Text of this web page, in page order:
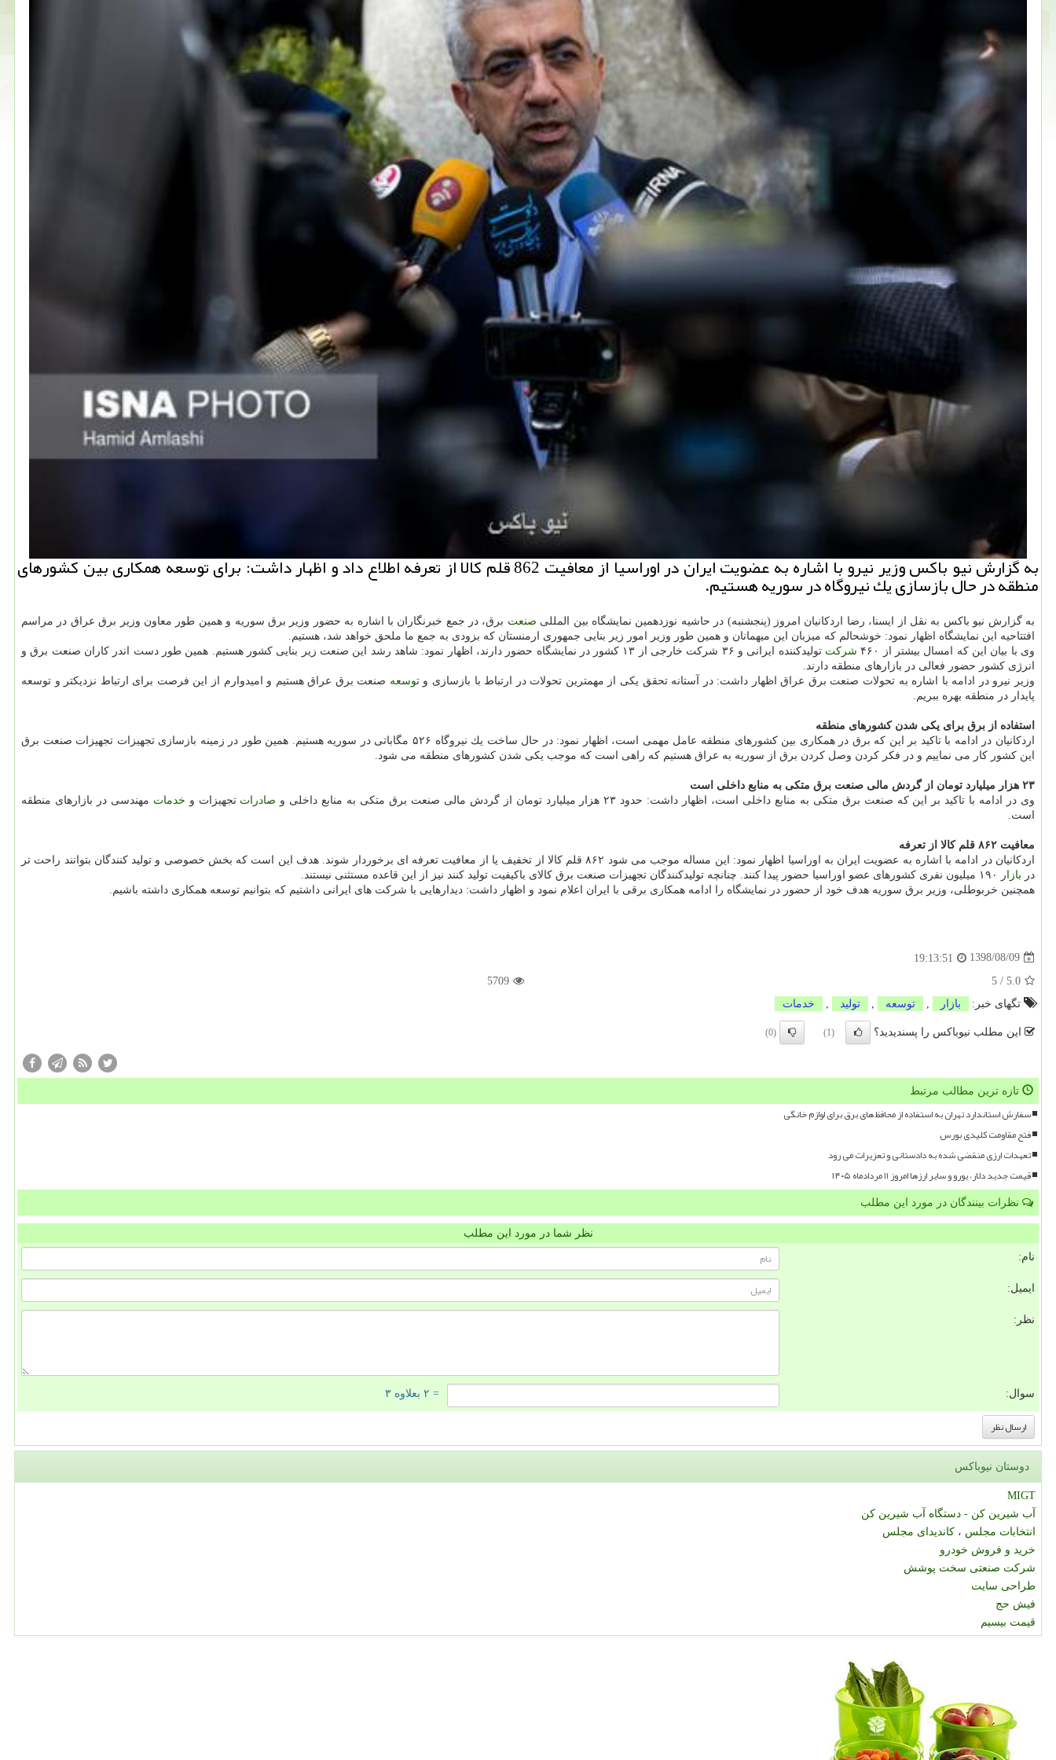
به گزارش نیو باكس وزیر نیرو با اشاره به عضویت ایران در اوراسیا از معافیت 862 قلم كالا از تعرفه اطلاع داد و اظهار داشت: برای توسعه همكاری بین كشورهای
منطقه در حال بازسازی یك نیروگاه در سوریه هستیم.
به گزارش نیو باكس به نقل از ایسنا، رضا اردكانیان امروز (پنجشنبه) در حاشیه نوزدهمین نمایشگاه بین المللی صنعت برق، در جمع خبرنگاران با اشاره به حضور وزیر برق سوریه و همین طور معاون وزیر برق عراق در مراسم
افتتاحیه این نمایشگاه اظهار نمود: خوشحالم كه میزبان این میهمانان و همین طور وزیر امور زیر بنایی جمهوری ارمنستان كه بزودی به جمع ما ملحق خواهد شد، هستیم.
وی با بیان این كه امسال بیشتر از ۴۶۰
شركت
تولیدكننده ایرانی و ۳۶ شركت خارجی از ۱۳ كشور در نمایشگاه حضور دارند، اظهار نمود: شاهد رشد این صنعت زیر بنایی كشور هستیم. همین طور دست اندر كاران صنعت برق و
انرژی كشور حضور فعالی در بازارهای منطقه دارند.
وزیر نیرو در ادامه با اشاره به تحولات صنعت برق عراق اظهار داشت: در آستانه تحقق یكی از مهمترین تحولات در ارتباط با بازسازی وتوسعه صنعت برق عراق هستیم و امیدوارم از این فرصت برای ارتباط نزدیكتر و توسعه
پایدار در منطقه بهره ببریم.
استفاده از برق برای یكی شدن كشورهای منطقه
اردكانیان در ادامه با تاكید بر این كه برق در همكاری بین كشورهای منطقه عامل مهمی است، اظهار نمود: در حال ساخت یك نیروگاه ۵۲۶ مگاباتی در سوریه هستیم. همین طور در زمینه بازسازی تجهیزات تجهیزات صنعت برق
این كشور كار می نماییم و در فكر كردن وصل كردن برق از سوریه به عراق هستیم كه راهی است كه موجب یكی شدن كشورهای منطقه می شود.
۲۳ هزار میلیارد تومان از گردش مالی صنعت برق متكی به منابع داخلی است
وی در ادامه با تاكید بر این كه صنعت برق متكی به منابع داخلی است، اظهار داشت: حدود ۲۳ هزار میلیارد تومان از گردش مالی صنعت برق متكی به منابع داخلی و
صادرات تجهیزات و خدمات مهندسی در بازارهای منطقه
است.
معافیت ۸۶۲ قلم كالا از تعرفه
اردكانیان در ادامه با اشاره به عضویت ایران به اوراسیا اظهار نمود: این مساله موجب می شود ۸۶۲ قلم كالا از تخفیف یا از معافیت تعرفه ای برخوردار شوند. هدف این است كه بخش خصوصی و تولید كنندگان بتوانند راحت تر
در بازار
همچنین خربوطلی، وزیر برق سوریه هدف خود از حضور در نمایشگاه را ادامه همكاری برقی با ایران اعلام نمود و اظهار داشت: دیدارهایی با شركت های ایرانی داشتیم كه بتوانیم توسعه همكاری داشته باشیم.
1398/08/09
19:13:51
5.0
/
5
5709
تگهای خبر:
بازار توسعه تولید خدمات
این مطلب نیوباکس را پسندیدید؟ (1)
(0)
تازه ترین مطالب مرتبط
سفارش استاندارد تهران به استفاده از محافظ های برق برای لوازم خانگی
فتح مقاومت کلیدی بورس
تعهدات ارزی منقضی شده به دادستانی و تعزیرات می رود
قیمت جدید دلار، یورو و سایر ارزها امروز ۱۱ مردادماه ۱۴۰۵
نظرات بینندگان در مورد این مطلب
نظر شما در مورد این مطلب
نام:
ایمیل:
نظر:
سوال: = ۲ بعلاوه ۳
دوستان نیوباکس
MIGT
آب شیرین کن - دستگاه آب شیرین کن
انتخابات مجلس ، کاندیدای مجلس
خرید و فروش خودرو
شرکت صنعتی سخت پوشش
طراحی سایت
فیش حج
قیمت بیسیم